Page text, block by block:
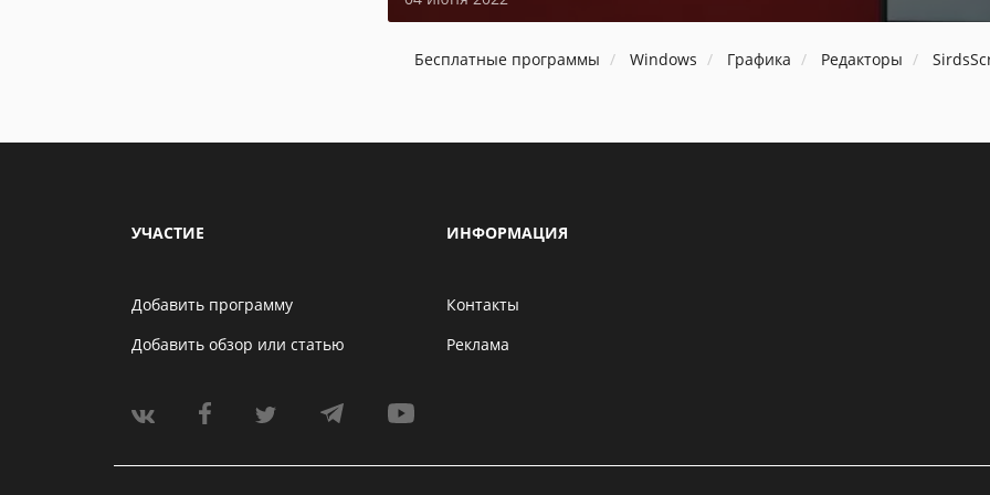
Бесплатные программы Windows Графика Редакторы
УЧАСТИЕ
Добавить программу
Добавить обзор или статью
ИНФОРМАЦИЯ
Контакты
Реклама